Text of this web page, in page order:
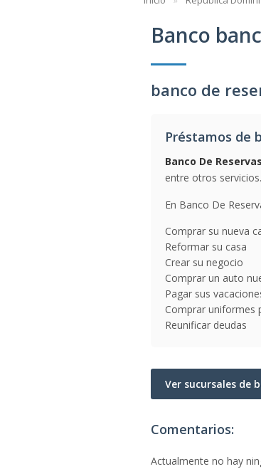
Banco
banco de
Préstamos de
Banco De Reservas
entre otros servicios.
En Banco De
Comprar su nueva
Reformar su casa
Crear su negocio
Comprar un auto
Pagar sus
Comprar uniformes
Reunificar deudas
Ver sucursales de
Comentarios:
Actualmente no hay